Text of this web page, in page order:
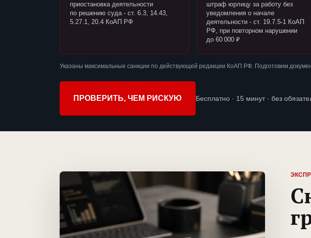
приостановка деятельности
по решению суда - ст. 6.3, 14.43,
5.27.1, 20.4 КоАП РФ
штраф юрлицу за работу без
уведомления о начале
деятельности - ст. 19.7.5-1 КоАП
РФ, при повторном нарушении
до 60 000 ₽
Указаны максимальные санкции по действующей редакции КоАП РФ. Подготовим
ПРОВЕРИТЬ, ЧЕМ РИСКУЮ Бесплатно · 15 минут · без